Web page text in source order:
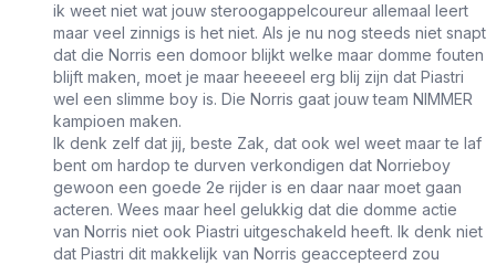
ik weet niet wat jouw steroogappelcoureur allemaal leert
maar veel zinnigs is het niet. Als je nu nog steeds niet snapt
dat die Norris een domoor blijkt welke maar domme fouten
blijft maken, moet je maar heeeeel erg blij zijn dat Piastri
wel een slimme boy is. Die Norris gaat jouw team NIMMER
kampioen maken.
Ik denk zelf dat jij, beste Zak, dat ook wel weet maar te laf
bent om hardop te durven verkondigen dat Norrieboy
gewoon een goede 2e rijder is en daar naar moet gaan
acteren. Wees maar heel gelukkig dat die domme actie
van Norris niet ook Piastri uitgeschakeld heeft. Ik denk niet
dat Piastri dit makkelijk van Norris geaccepteerd zou